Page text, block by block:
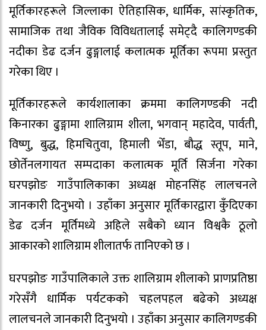
मूर्तिकारहरूले जिल्लाका ऐतिहासिक, धार्मिक, सांस्कृतिक,
सामाजिक तथा जैविक विविधतालाई समेट्दै कालिगण्डकी
नदीका डेढ दर्जन ढुङ्गालाई कलात्मक मूर्तिका रूपमा प्रस्तुत
गरेका थिए ।
मूर्तिकारहरूले कार्यशालाका क्रममा कालिगण्डकी नदी
किनारका ढुङ्गामा शालिग्राम शीला, भगवान् महादेव, पार्वती,
विष्णु, बुद्ध, हिमचितुवा, हिमाली भेँडा, बौद्ध स्तूप, माने,
छोर्तेनलगायत सम्पदाका कलात्मक मूर्ति सिर्जना गरेका
घरपझोङ गाउँपालिकाका अध्यक्ष मोहनसिंह लालचनले
जानकारी दिनुभयो । उहाँका अनुसार मूर्तिकारद्वारा कुँदिएका
डेढ दर्जन मूर्तिमध्ये अहिले सबैको ध्यान विश्वकै ठूलो
आकारको शालिग्राम शीलातर्फ तानिएको छ ।
घरपझोङ गाउँपालिकाले उक्त शालिग्राम शीलाको प्राणप्रतिष्ठा
गरेसँगै धार्मिक पर्यटकको चहलपहल बढेको अध्यक्ष
लालचनले जानकारी दिनुभयो । उहाँका अनुसार कालिगण्डकी